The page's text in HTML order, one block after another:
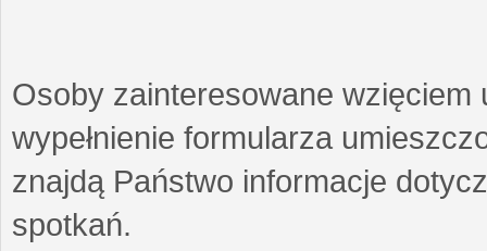
Osoby zainteresowane wzięciem
wypełnienie formularza
znajdą Państwo informacje
spotkań.